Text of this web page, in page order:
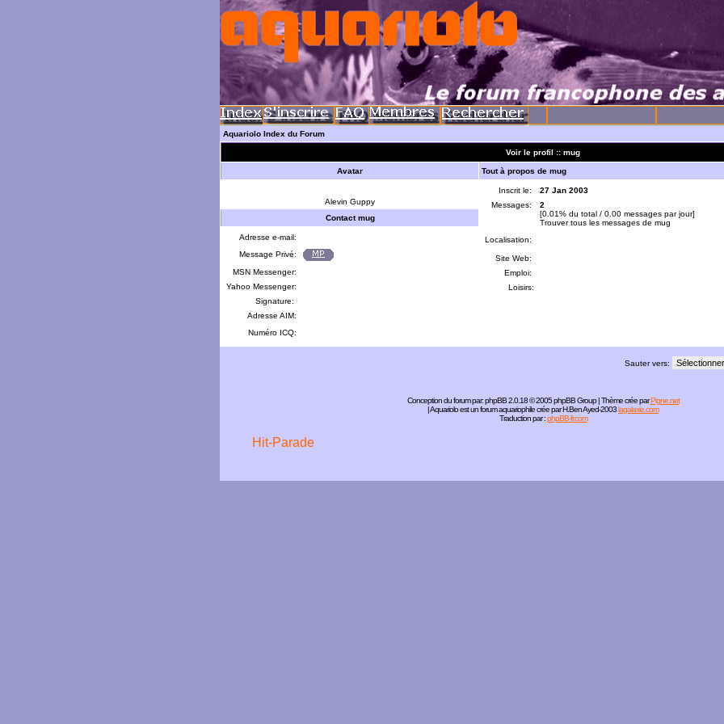
Aquariolo Index du Forum
Voir le profil :: mug
Avatar Tout à propos de mug
Alevin Guppy
Inscrit le:
27 Jan 2003
Messages:
2
[0.01% du total / 0.00 messages par jour]
Trouver tous les messages de mug
Localisation:
Site Web:
Emploi:
Loisirs:
Contact mug
Adresse e-mail:
Message Privé:
MSN Messenger:
Yahoo Messenger:
Signature:
Adresse AIM:
Numéro ICQ:
Sauter vers:
Conception du forum par:phpBB2.0.18 © 2005 phpBB Group | Thème crée parPigne.net
| Aquariolo est un forum aquariophile crée par H.Ben Ayed-2003lagalaxie.com
Traduction par :phpBB-fr.com